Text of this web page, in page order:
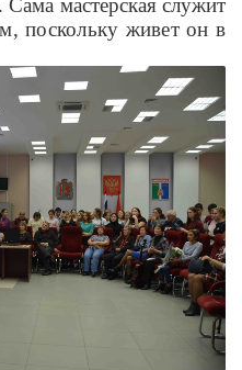
мастерская служит
поскольку живет он в